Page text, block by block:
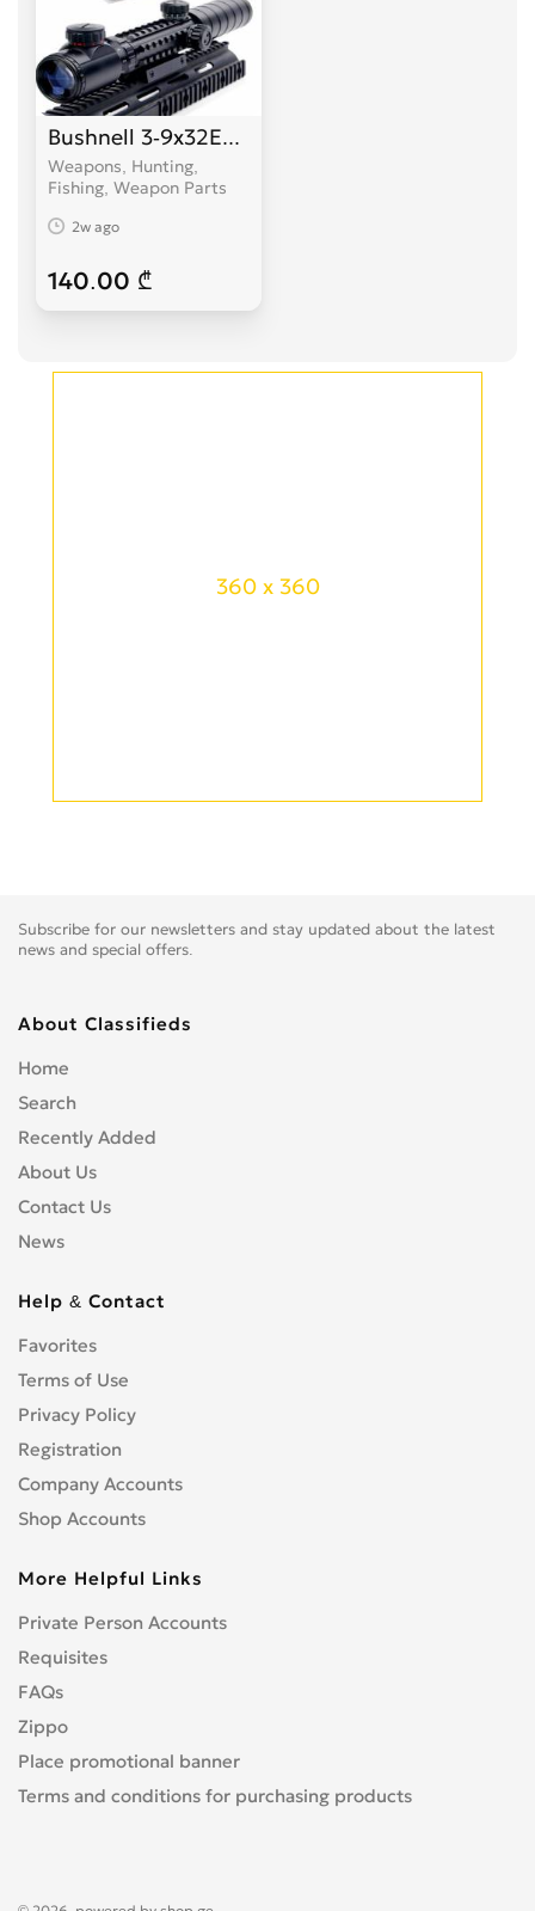
Bushnell 3-9x32EG ოპტიკა სამიზნე
Weapons, Hunting,
Fishing, Weapon Parts
2w ago
140.00 ₾
360 x 360
Subscribe for our newsletters and stay updated about the latest
news and special offers.
About Classifieds
Home
Search
Recently Added
About Us
Contact Us
News
Help & Contact
Favorites
Terms of Use
Privacy Policy
Registration
Company Accounts
Shop Accounts
More Helpful Links
Private Person Accounts
Requisites
FAQs
Zippo
Place promotional banner
Terms and conditions for purchasing products